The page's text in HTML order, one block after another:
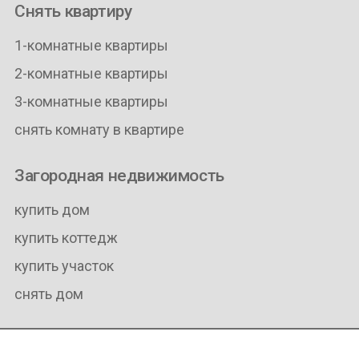
Снять квартиру
1-комнатные квартиры
2-комнатные квартиры
3-комнатные квартиры
снять комнату в квартире
Загородная недвижимость
купить дом
купить коттедж
купить участок
снять дом